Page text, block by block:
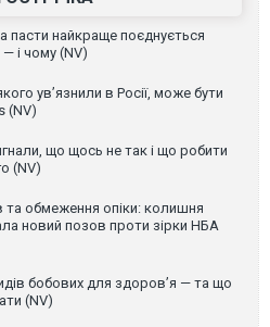
пасти найкраще поєднується
і чому (NV)
ув’язнили в Росії, може бути
(NV)
що щось не так і що робити
(NV)
та обмеження опіки: колишня
новий позов проти зірки НБА
бобових для здоров’я — та що
(NV)